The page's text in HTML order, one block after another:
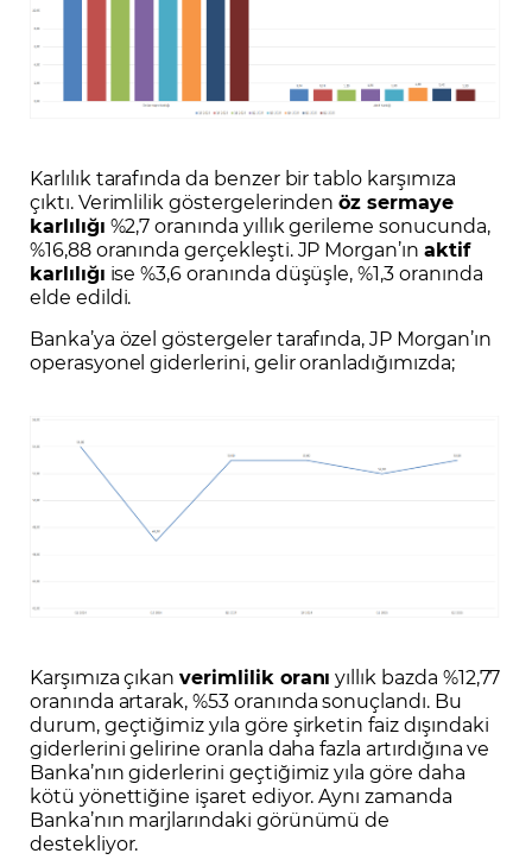
Karlılık tarafında da benzer bir tablo karşımıza
çıktı. Verimlilik göstergelerindenöz sermaye
karlılığı %2,7 oranında yıllık gerileme sonucunda,
%16,88 oranında gerçekleşti. JP Morgan’ın aktif
karlılığı ise %3,6 oranında düşüşle, %1,3 oranında
elde edildi.
Banka’ya özel göstergeler tarafında, JP Morgan’ın
operasyonel giderlerini, gelir oranladığımızda;
Karşımıza çıkanverimlilik oranı yıllık bazda %12,77
oranında artarak, %53 oranında sonuçlandı. Bu
durum, geçtiğimiz yıla göre şirketin faiz dışındaki
giderlerini gelirine oranla daha fazla artırdığına ve
Banka’nın giderlerini geçtiğimiz yıla göre daha
kötü yönettiğine işaret ediyor. Aynı zamanda
Banka’nın marjlarındaki görünümü de
destekliyor.